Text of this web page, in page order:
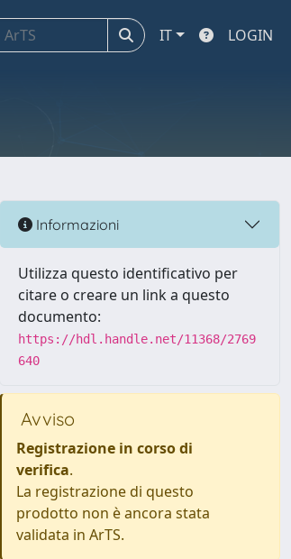
IT LOGIN
Informazioni
Utilizza questo identificativo per
citare o creare un link a questo
documento:
https://hdl.handle.net/11368/2769
640
Avviso
Registrazione in corso di
verifica.
La registrazione di questo
prodotto non è ancora stata
validata in ArTS.